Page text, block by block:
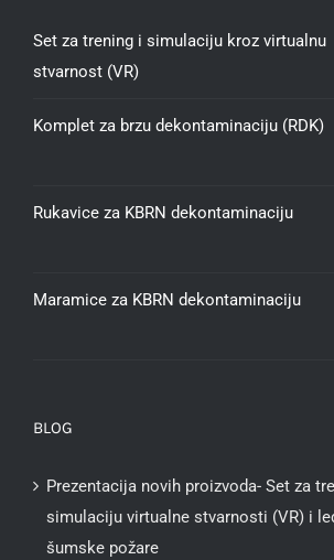
Set za trening i simulaciju kroz virtualnu
stvarnost (VR)
Komplet za brzu dekontaminaciju (RDK)
Rukavice za KBRN dekontaminaciju
Maramice za KBRN dekontaminaciju
BLOG
Prezentacija novih proizvoda- Set za
simulaciju virtualne stvarnosti (VR) i
šumske požare